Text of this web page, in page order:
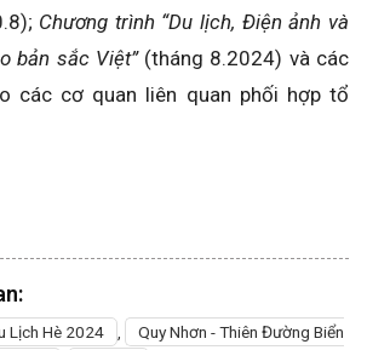
Chương trình “Du lịch, Điện ảnh và
bản sắc Việt”(tháng 8.2024) và các
các cơ quan liên quan phối hợp tổ
Lịch Hè 2024
Quy Nhơn - Thiên Đường Biển